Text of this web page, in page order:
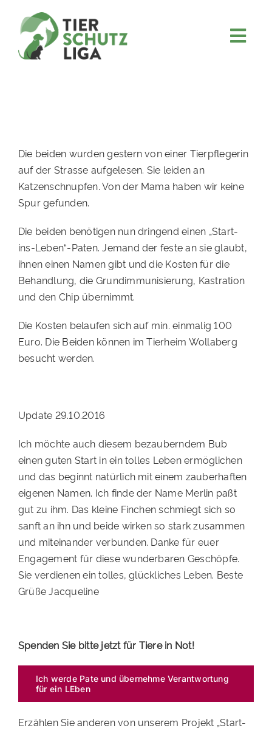
content
FÖRDERN & VERERBEN
KOOPERATIONEN
TIERHEIMTIERE
TIERHEIME
PATENSCHAFTEN
RATGEBER
Die beiden wurden gestern von einer Tierpflegerin
auf der Strasse aufgelesen. Sie leiden an
Katzenschnupfen. Von der Mama haben wir keine
Spur gefunden.
Die beiden benötigen nun dringend einen „Start-
ins-Leben“-Paten. Jemand der feste an sie glaubt,
ihnen einen Namen gibt und die Kosten für die
Behandlung, die Grundimmunisierung, Kastration
und den Chip übernimmt.
Die Kosten belaufen sich auf min. einmalig 100
Euro. Die Beiden können im Tierheim Wollaberg
besucht werden.
Update 29.10.2016
Ich möchte auch diesem bezauberndem Bub
einen guten Start in ein tolles Leben ermöglichen
und das beginnt natürlich mit einem zauberhaften
eigenen Namen. Ich finde der Name Merlin paßt
gut zu ihm. Das kleine Finchen schmiegt sich so
sanft an ihn und beide wirken so stark zusammen
und miteinander verbunden. Danke für euer
Engagement für diese wunderbaren Geschöpfe.
Sie verdienen ein tolles, glückliches Leben. Beste
Grüße Jacqueline
Spenden Sie bitte jetzt für Tiere in Not!
Ich werde Pate und übernehme Verantwortung
für ein LEben
Erzählen Sie anderen von unserem Projekt „Start-